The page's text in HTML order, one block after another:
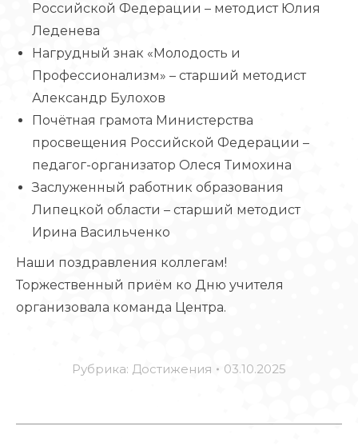
Российской Федерации – методист Юлия
Леденева
Нагрудный знак «Молодость и
Профессионализм» – старший методист
Александр Булохов
Почётная грамота Министерства
просвещения Российской Федерации –
педагог-организатор Олеся Тимохина
Заслуженный работник образования
Липецкой области – старший методист
Ирина Васильченко
Наши поздравления коллегам!
Торжественный приём ко Дню учителя
организовала команда Центра.
Рубрика: Достижения 03.10.2025